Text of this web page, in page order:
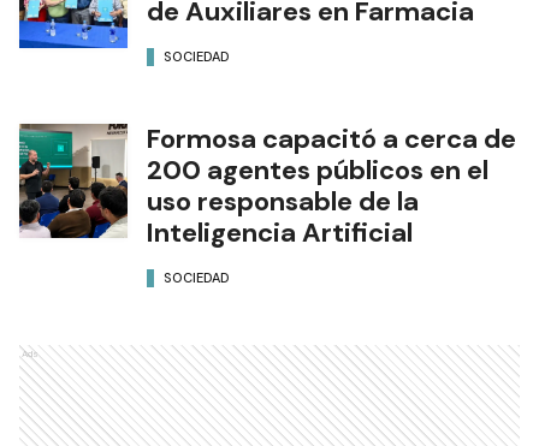
de Auxiliares en Farmacia
SOCIEDAD
Formosa capacitó a cerca de
200 agentes públicos en el
uso responsable de la
Inteligencia Artificial
SOCIEDAD
Ads